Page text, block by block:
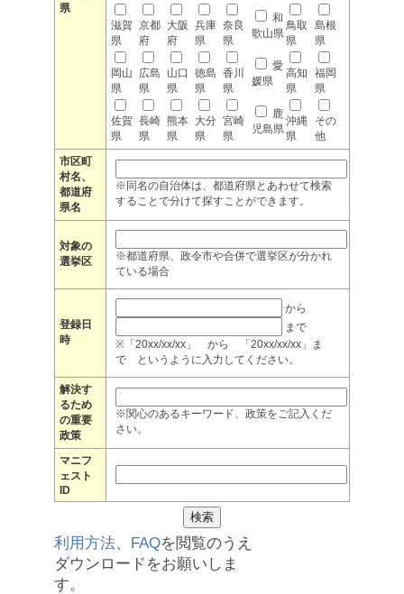
県
滋賀
県
京都
府
大阪
府
兵庫
県
奈良
県
和
歌山県
鳥取
県
島根
県
岡山
県
広島
県
山口
県
徳島
県
香川
県
愛
媛県
高知
県
福岡
県
佐賀
県
長崎
県
熊本
県
大分
県
宮崎
県
鹿
児島県
沖縄
県
その
他
市区町
村名、
都道府
県名
※同名の自治体は、都道府県とあわせて検索
することで分けて探すことができます。
対象の
選挙区
※都道府県、政令市や合併で選挙区が分かれ
ている場合
登録日
時
から
まで
※「20xx/xx/xx」 から 「20xx/xx/xx」ま
で というように入力してください。
解決す
るため
の重要
政策
※関心のあるキーワード、政策をご記入くだ
さい。
マニフ
ェスト
ID
利用方法、 FAQを閲覧のうえ
ダウンロードをお願いしま
す。